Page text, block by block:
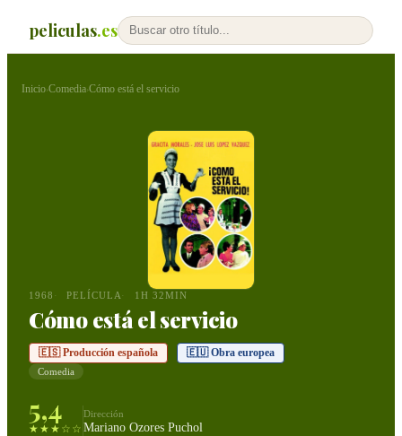
peliculas.es
Inicio›Comedia›Cómo está el servicio
1968 PELÍCULA 1H 32MIN
Cómo está el servicio
🇪🇸 Producción española 🇪🇺 Obra europea
Comedia
5,4
★★★☆☆
Dirección
Mariano Ozores Puchol